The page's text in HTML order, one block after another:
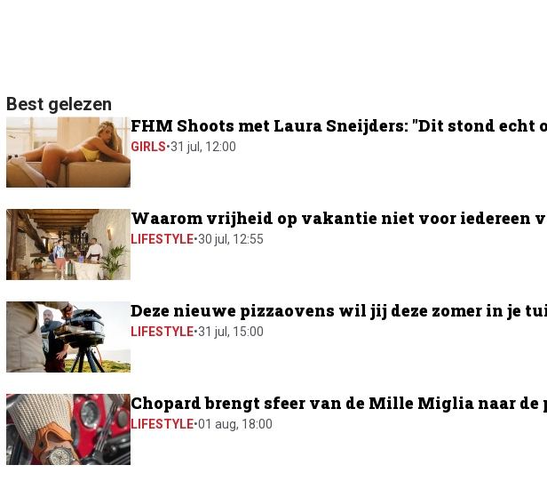
Best gelezen
FHM Shoots met Laura Sneijders: "Dit stond
GIRLS•31 jul, 12:00
Waarom vrijheid op vakantie niet voor iedereen
LIFESTYLE•30 jul, 12:55
Deze nieuwe pizzaovens wil jij deze zomer in je
LIFESTYLE•31 jul, 15:00
Chopard brengt sfeer van de Mille Miglia naar de
LIFESTYLE•01 aug, 18:00